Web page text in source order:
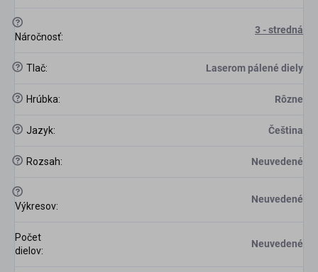
?
Náročnosť:
3 - stredná
? Tlač: Laserom pálené diely
? Hrúbka: Rôzne
? Jazyk: Čeština
? Rozsah: Neuvedené
?
Výkresov:
Neuvedené
Počet
dielov:
Neuvedené